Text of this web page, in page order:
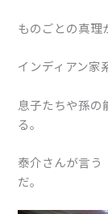
ものごとの真理
インディアン家
息子たちや孫の
る。
泰介さんが言う
だ。